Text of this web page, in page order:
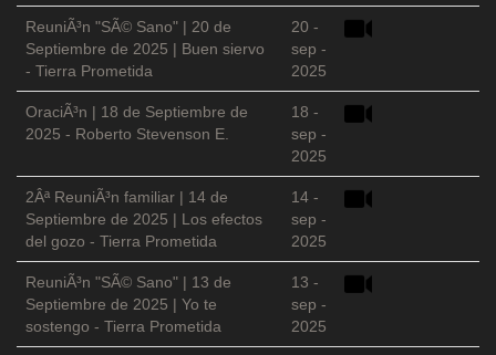
ReuniÃ³n "SÃ© Sano" | 20 de
Septiembre de 2025 | Buen siervo
- Tierra Prometida
20 -
sep -
2025
OraciÃ³n | 18 de Septiembre de
2025 - Roberto Stevenson E.
18 -
sep -
2025
2Âª ReuniÃ³n familiar | 14 de
Septiembre de 2025 | Los efectos
del gozo - Tierra Prometida
14 -
sep -
2025
ReuniÃ³n "SÃ© Sano" | 13 de
Septiembre de 2025 | Yo te
sostengo - Tierra Prometida
13 -
sep -
2025